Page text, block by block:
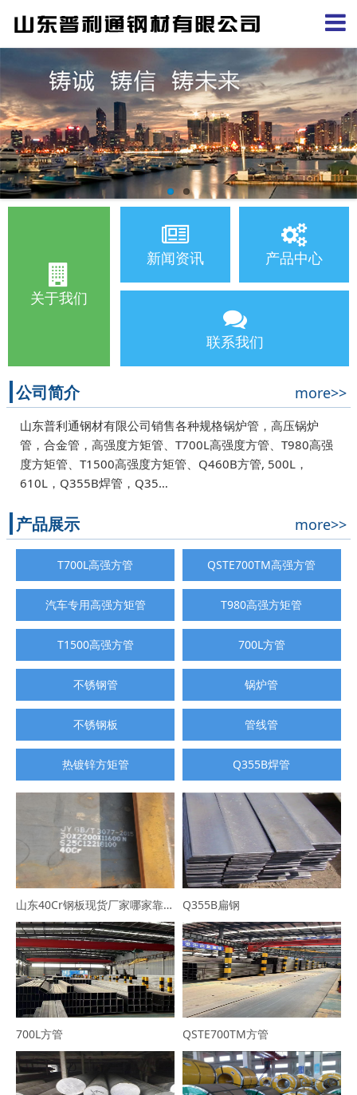
关于我们
新闻资讯 产品中心
联系我们
公司简介 more>>
山东普利通钢材有限公司销售各种规格锅炉管，高压锅炉
管，合金管，高强度方矩管、T700L高强度方管、T980高强
度方矩管、T1500高强度方矩管、Q460B方管, 500L，
610L，Q355B焊管，Q35…
产品展示 more>>
T700L高强方管 QSTE700TM高强方管
汽车专用高强方矩管 T980高强方矩管
T1500高强方管 700L方管
不锈钢管 锅炉管
不锈钢板 管线管
热镀锌方矩管 Q355B焊管
山东40Cr钢板现货厂家哪家靠谱？选山东普利通钢材，规格全可定制 Q355B扁钢
700L方管 QSTE700TM方管